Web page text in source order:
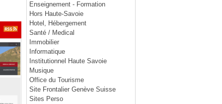
Enseignement - Formation
Hors Haute-Savoie
Hotel, Hébergement
Santé / Medical
Immobilier
Informatique
Institutionnel Haute Savoie
Musique
Office du Tourisme
Site Frontalier Genève Suisse
Sites Perso